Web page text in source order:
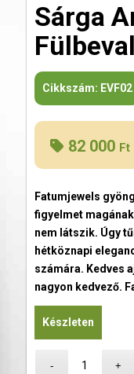
Sárga
Cikkszám: EVF02
82 000 Ft
Fatumjewels
figyelmet
nem látszik. Úgy
hétköznapi
számára. Kedves
nagyon kedvező.
Készleten